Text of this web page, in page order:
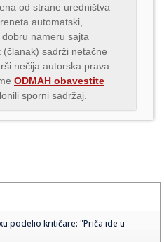
od strane uredništva
automatski,
nameru sajta
(članak) sadrži netačne
nečija autorska prava
ODMAH obavestite
sporni sadržaj.
podelio kritičare: "Priča ide u